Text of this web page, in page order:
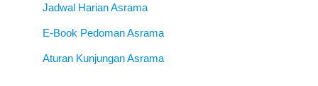
Jadwal Harian Asrama
E-Book Pedoman Asrama
Aturan Kunjungan Asrama